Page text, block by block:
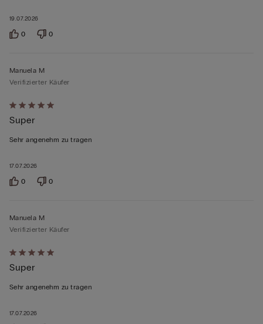
19.07.2026
0 0
Mit
5
von
bewertet
17.07.2026
Manuela M
Verifizierter Käufer
Super
Sehr angenehm zu tragen
0 0
Mit
5
von
bewertet
17.07.2026
Manuela M
Verifizierter Käufer
Super
Sehr angenehm zu tragen